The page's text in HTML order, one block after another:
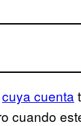
cuya cuenta
cuando